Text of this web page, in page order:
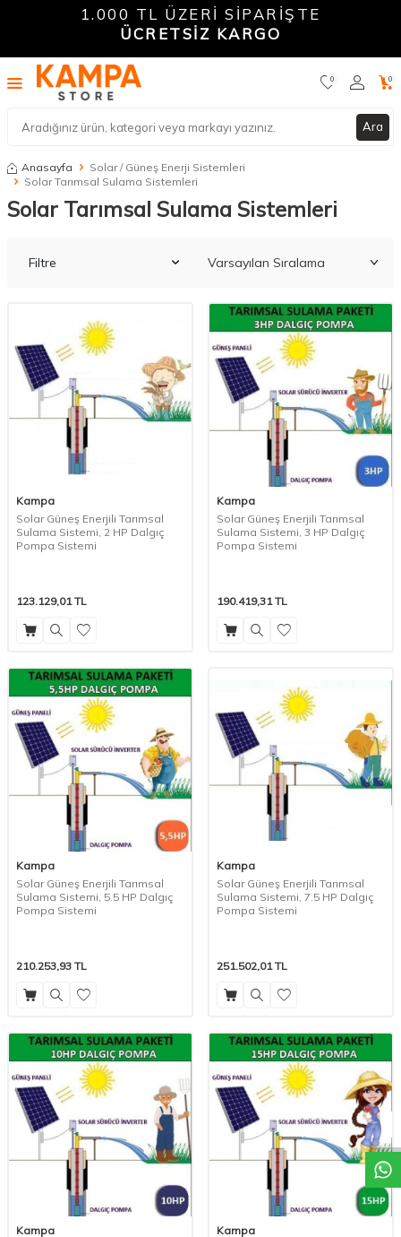
W
h
a
t
a
p
p
D
e
s
t
e
H
a
t
t
1.000 TL ÜZERİ SİPARİŞTE
ÜCRETSİZ KARGO
Ara
0 0
Anasayfa
Solar / Güneş Enerji Sistemleri
Solar Tarımsal Sulama Sistemleri
Solar Tarımsal Sulama Sistemleri
Filtre
Kampa
Solar Güneş Enerjili Tarımsal
Sulama Sistemi, 2 HP Dalgıç
Pompa Sistemi
123.129,01TL
Kampa
Solar Güneş Enerjili Tarımsal
Sulama Sistemi, 3 HP Dalgıç
Pompa Sistemi
190.419,31TL
Kampa
Solar Güneş Enerjili Tarımsal
Sulama Sistemi, 5.5 HP Dalgıç
Pompa Sistemi
210.253,93 TL
Kampa
Solar Güneş Enerjili Tarımsal
Sulama Sistemi, 7.5 HP Dalgıç
Pompa Sistemi
251.502,01TL
Kampa
Kampa